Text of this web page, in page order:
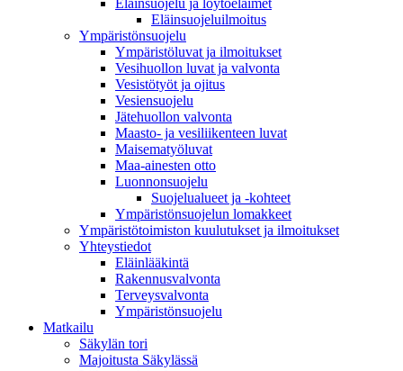
Eläinsuojelu ja löytöeläimet
Eläinsuojeluilmoitus
Ympäristönsuojelu
Ympäristöluvat ja ilmoitukset
Vesihuollon luvat ja valvonta
Vesistötyöt ja ojitus
Vesiensuojelu
Jätehuollon valvonta
Maasto- ja vesiliikenteen luvat
Maisematyöluvat
Maa-ainesten otto
Luonnonsuojelu
Suojelualueet ja -kohteet
Ympäristönsuojelun lomakkeet
Ympäristötoimiston kuulutukset ja ilmoitukset
Yhteystiedot
Eläinlääkintä
Rakennusvalvonta
Terveysvalvonta
Ympäristönsuojelu
Mat­kailu
Säkylän tori
Majoitusta Säkylässä